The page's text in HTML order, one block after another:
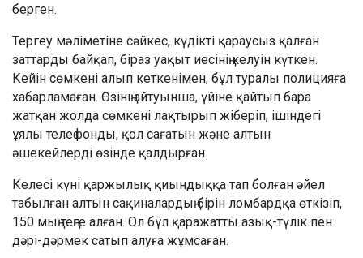
берген.
Тергеу мәліметіне сәйкес, күдікті қараусыз қалған
заттарды байқап, біраз уақыт иесінің келуін күткен.
Кейін сөмкені алып кеткенімен, бұл туралы полицияға
хабарламаған. Өзінің айтуынша, үйіне қайтып бара
жатқан жолда сөмкені лақтырып жіберіп, ішіндегі
ұялы телефонды, қол сағатын және алтын
әшекейлерді өзінде қалдырған.
Келесі күні қаржылық қиындыққа тап болған әйел
табылған алтын сақиналардың бірін ломбардқа өткізіп,
150 мың теңге алған. Ол бұл қаражатты азық-түлік пен
дәрі-дәрмек сатып алуға жұмсаған.